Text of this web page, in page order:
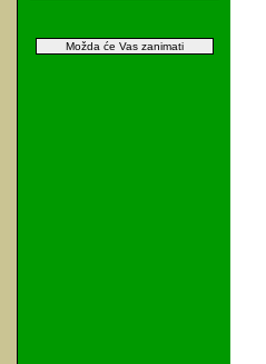
Možda će Vas zanimati